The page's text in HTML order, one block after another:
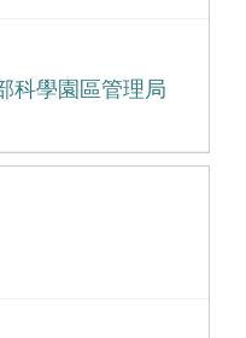
科學園區管理局